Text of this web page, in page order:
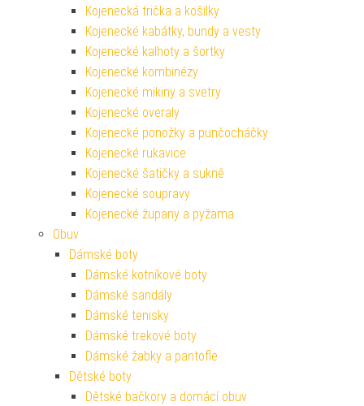
Kojenecká trička a košilky
Kojenecké kabátky, bundy a vesty
Kojenecké kalhoty a šortky
Kojenecké kombinézy
Kojenecké mikiny a svetry
Kojenecké overaly
Kojenecké ponožky a punčocháčky
Kojenecké rukavice
Kojenecké šatičky a sukně
Kojenecké soupravy
Kojenecké župany a pyžama
Obuv
Dámské boty
Dámské kotníkové boty
Dámské sandály
Dámské tenisky
Dámské trekové boty
Dámské žabky a pantofle
Dětské boty
Dětské bačkory a domácí obuv